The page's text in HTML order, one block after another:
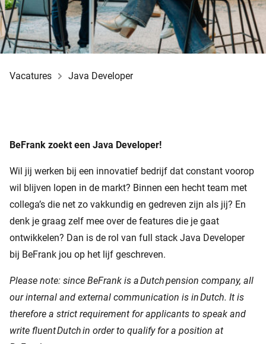
Vacatures Java Developer
BeFrank zoekt een Java Developer!
Wil jij werken bij een innovatief bedrijf dat constant voorop
wil blijven lopen in de markt? Binnen een hecht team met
collega’s die net zo vakkundig en gedreven zijn als jij? En
denk je graag zelf mee over de features die je gaat
ontwikkelen? Dan is de rol van full stack Java Developer
bij BeFrank jou op het lijf geschreven.
Please note: since BeFrank is aDutchpension company, all
our internal and external communication is inDutch. It is
therefore a strict requirement for applicants to speak and
write fluentDutchin order to qualify for a position at